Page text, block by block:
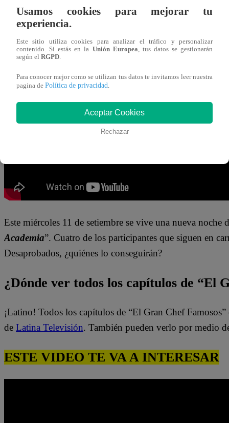
Chef Famosos, La Academia
” para defender sus
jueces.
“Es un chat muy activo. Todos los días y todo el día.
conversaciones, todas son spoiler. Buenos stickers,
comentarios y excelente reacciones”,
Este miércoles 11 de setiembre se vive una nueva noche
Academia”. Cuatro de los participantes que siguen en
Desaprobados, ¿quiénes lo conseguirán?
¿Dónde ver todos los capítulos de “El
¡Latino! Todos los capítulos de “El Gran Chef
de Latina Televisión. También pueden verlo por medio
ESTE VIDEO TE VA A INTERESAR
Usamos cookies para mejorar tu
experiencia.
Este sitio utiliza cookies para analizar el tráfico y personalizar
contenido. Si estás en la Unión Europea, tus datos se gestionarán
según el RGPD.
Para conocer mejor como se utilizan tus datos te invitamos leer nuestra
pagina de Política de privacidad.
Aceptar Cookies
Rechazar